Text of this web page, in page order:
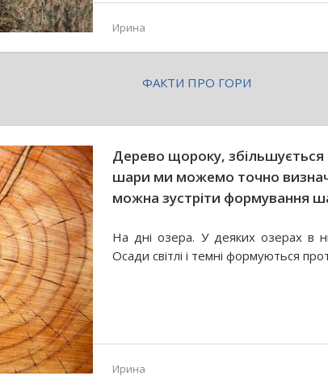
Ирина
ФАКТИ ПРО ГОРИ
Дерево щороку,
шари ми можемо точно
можна зустріти формування
На дні озера. У деяких озерах в
Осади світлі і темні формуються
Ирина